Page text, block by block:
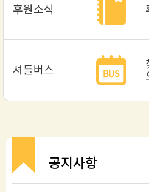
후원소식
셔틀버스
공지사항